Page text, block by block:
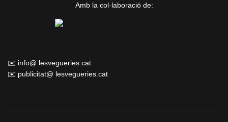
Amb la col·laboració de:
✉️ info@ lesvegueries.cat
✉️ publicitat@ lesvegueries.cat